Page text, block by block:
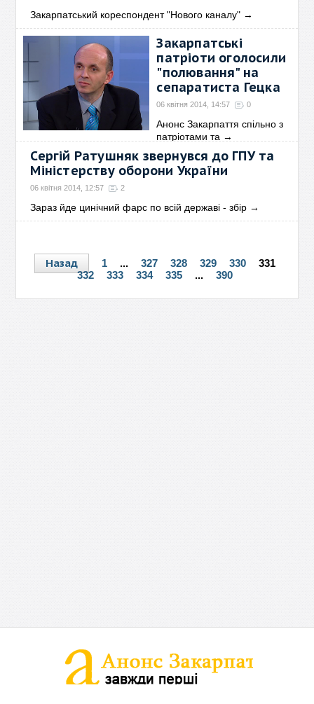
Закарпатський кореспондент "Нового каналу" →
Закарпатські
патріоти оголосили
"полювання" на
сепаратиста Гецка
06 квітня 2014, 14:57 0
Анонс Закарпаття спільно з
патріотами та →
Сергій Ратушняк звернувся до ГПУ та
Міністерству оборони України
06 квітня 2014, 12:57 2
Зараз йде цинічний фарс по всій державі - збір →
Назад 1 ... 327 328 329 330
331
332
333 334 335 ... 390